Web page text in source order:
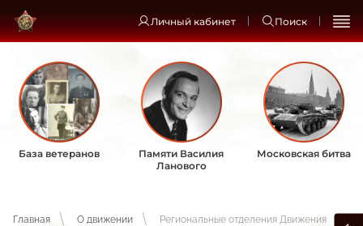
Личный кабинет Поиск
База ветеранов
Памяти Василия
Ланового
Московская битва
Главная О движении Региональные отделения Движения